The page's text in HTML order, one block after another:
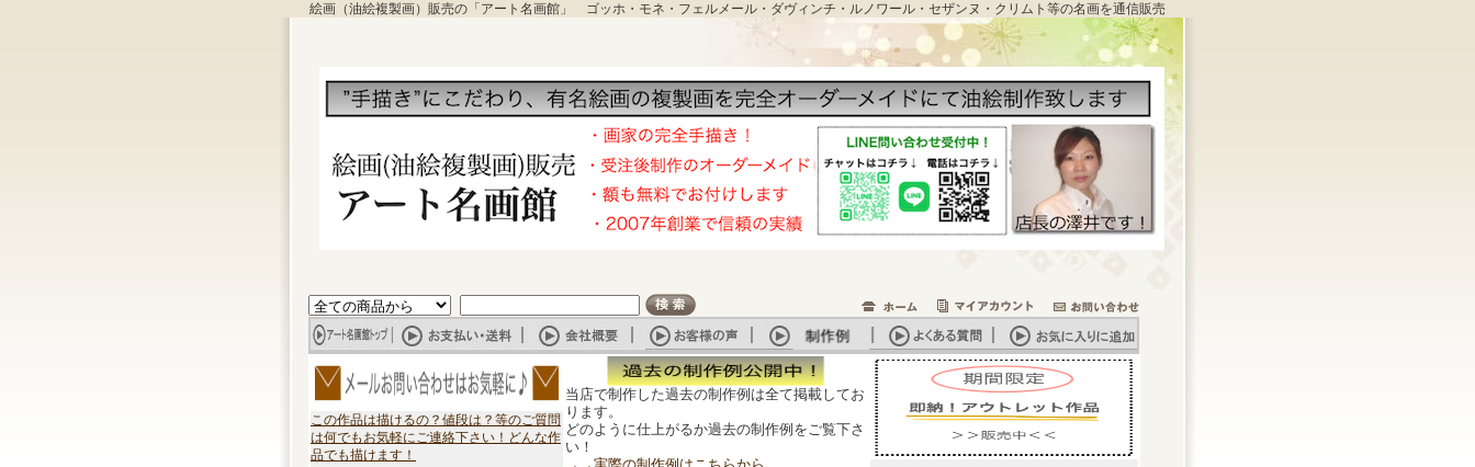
絵画（油絵複製画）販売の「アート名画館」 ゴッホ・モネ・フェルメール・ダヴィンチ・ルノワール・セザンヌ・クリムト等の名画を通信販売
この作品は描けるの？値段は？等のご質問
は何でもお気軽にご連絡下さい！どんな作
品でも描けます！
当店で制作した過去の制作例は全て掲載してお
ります。
どのように仕上がるか過去の制作例をご覧下さ
い！